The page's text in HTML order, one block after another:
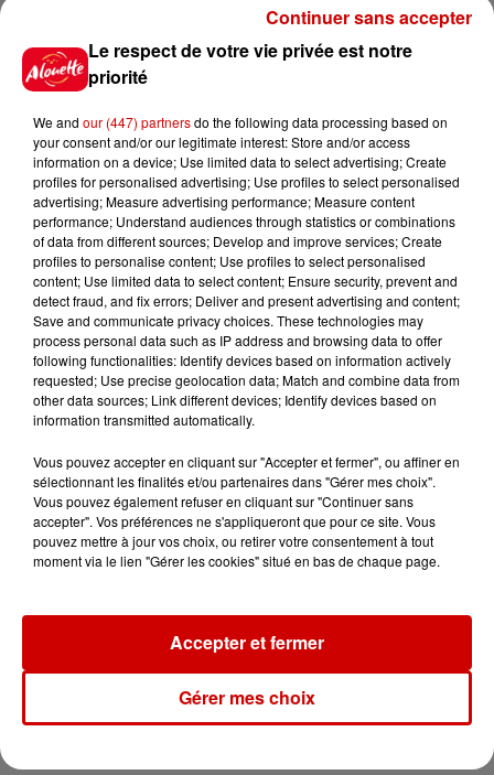
Gagnez vos places pour le
Festival du Roi Arthur 2026 !
Gagnez vos entrées pour le
Musée du Sport Automobile au
Mans !
Alouette vous invite à
Futuroscope Xperiences !
Le Duel - Gagnez votre balade
en jet ski !
Newsletter
Le respect de votre vie privée est notre
priorité
We and our (447) partnersdo the following data processing based on
your consent and/or our legitimate interest: Store and/or access
information on a device; Use limited data to select advertising; Create
profiles for personalised advertising; Use profiles to select personalised
advertising; Measure advertising performance; Measure content
performance; Understand audiences through statistics or combinations
of data from different sources; Develop and improve services; Create
profiles to personalise content; Use profiles to select personalised
content; Use limited data to select content; Ensure security, prevent and
detect fraud, and fix errors; Deliver and present advertising and content;
Save and communicate privacy choices. These technologies may
process personal data such as IP address and browsing data to offer
following functionalities: Identify devices based on information actively
requested; Use precise geolocation data; Match and combine data from
other data sources; Link different devices; Identify devices based on
information transmitted automatically.
Vous pouvez accepter en cliquant sur "Accepter et fermer", ou affiner en
sélectionnant les finalités et/ou partenaires dans "Gérer mes choix".
Vous pouvez également refuser en cliquant sur "Continuer sans
accepter". Vos préférences ne s'appliqueront que pour ce site. Vous
pouvez mettre à jour vos choix, ou retirer votre consentement à tout
moment via le lien "Gérer les cookies" situé en bas de chaque page.
Gérer mes choix
Accepter et fermer
Continuer sans accepter